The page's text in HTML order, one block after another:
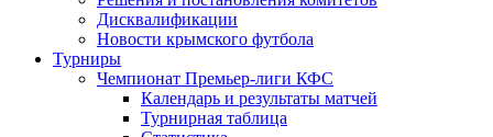
Дисквалификации
Новости крымского футбола
Турниры
Чемпионат Премьер-лиги КФС
Календарь и результаты матчей
Турнирная таблица